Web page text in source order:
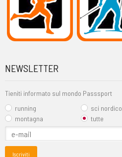
NEWSLETTER
Tieniti informato sul mondo Passsport
running
sci nordico
montagna
tutte
Iscriviti